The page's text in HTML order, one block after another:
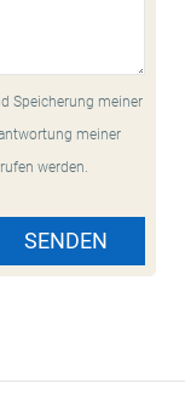
Speicherung meiner
meiner
werden.
SENDEN